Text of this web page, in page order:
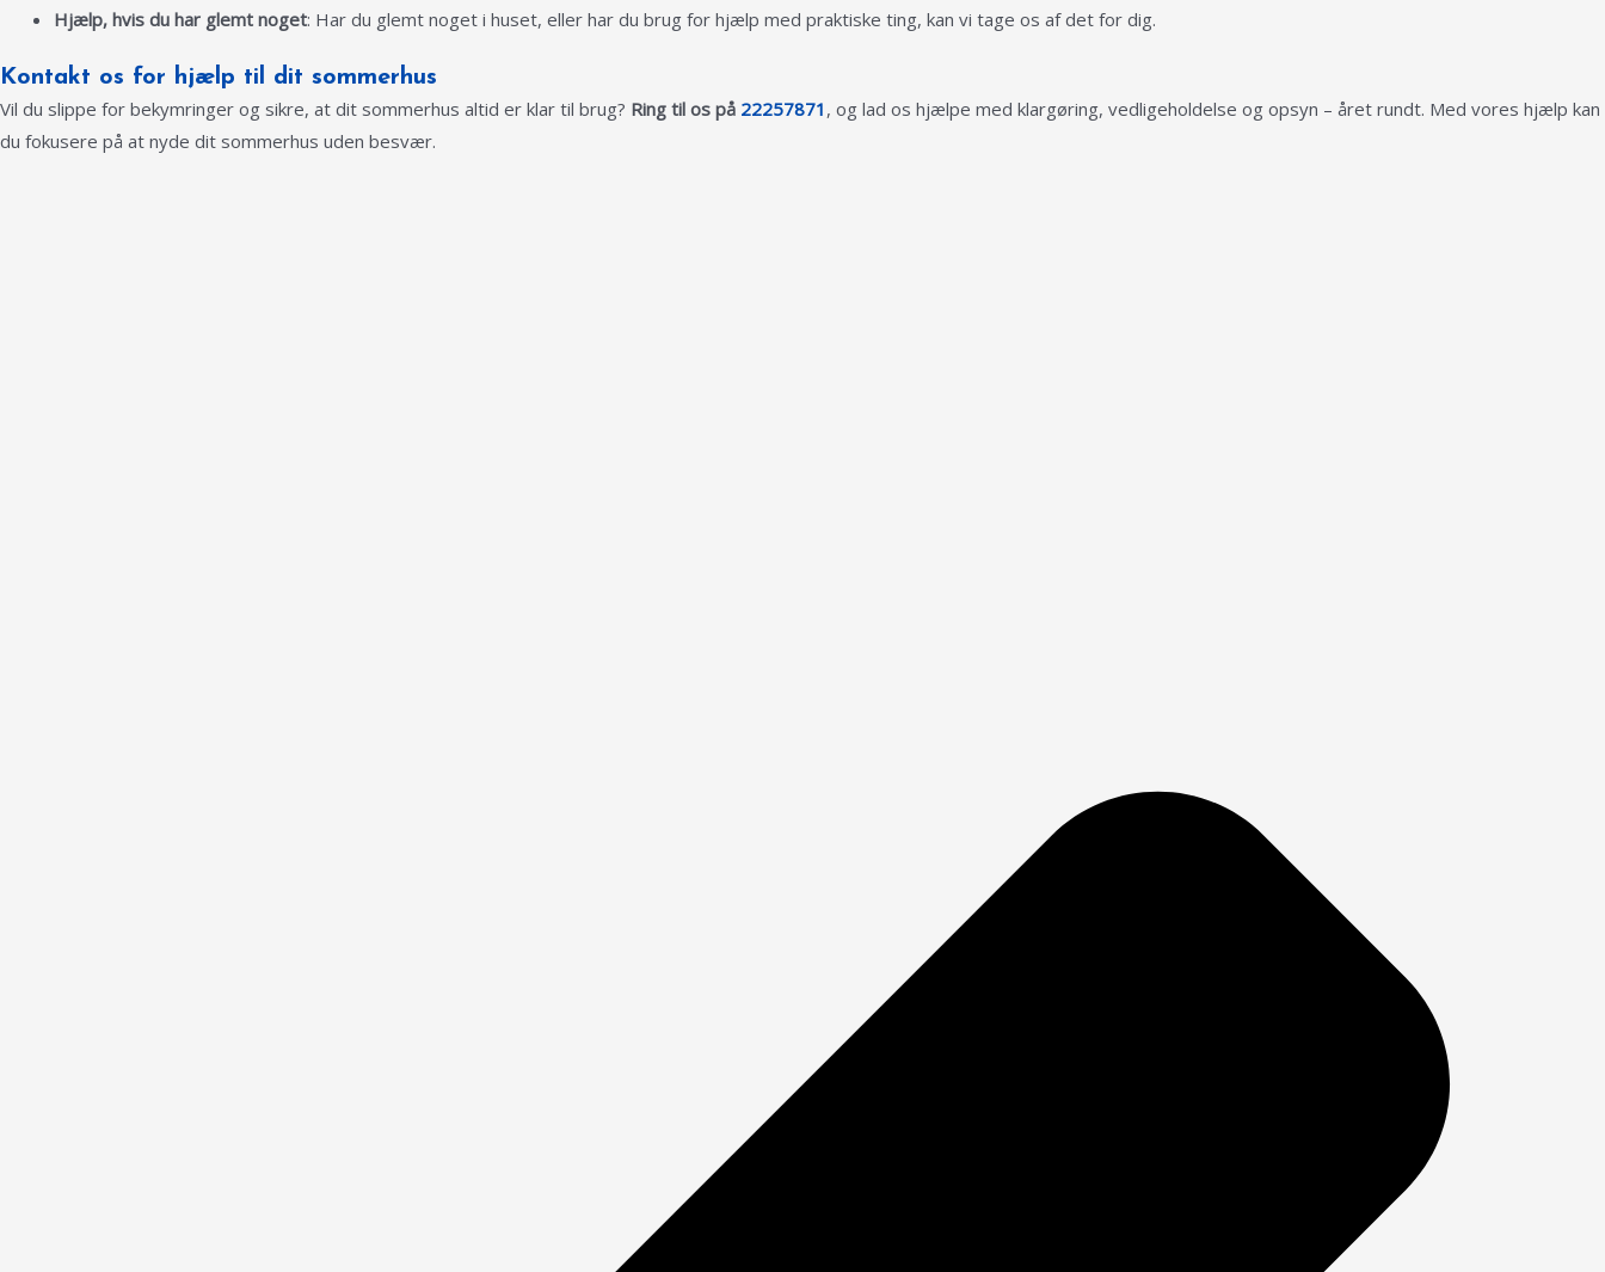
Hjælp, hvis du har glemt noget: Har du glemt noget i huset, eller har du brug for hjælp med praktiske ting, kan vi tage os af det for dig.
Kontakt os for hjælp til dit sommerhus
Vil du slippe for bekymringer og sikre, at dit sommerhus altid er klar til brug? Ring til os på 22257871 , og lad os hjælpe med klargøring, vedligeholdelse og opsyn – året rundt. Med vores hjælp kan
du fokusere på at nyde dit sommerhus uden besvær.